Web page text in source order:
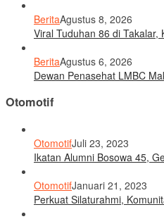
BeritaAgustus 8, 2026
Viral Tuduhan 86 di
BeritaAgustus 6, 2026
Dewan Penasehat LMBC
Otomotif
OtomotifJuli 23, 2023
Ikatan Alumni Bosowa 45,
OtomotifJanuari 21, 2023
Perkuat Silaturahmi,